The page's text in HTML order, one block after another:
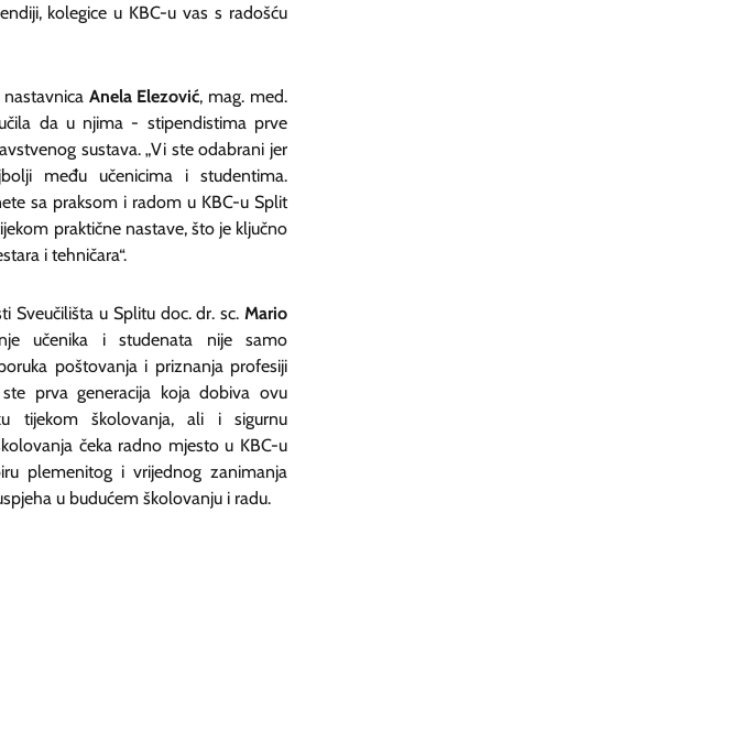
kolegice u KBC-u vas s radošću
Anela Elezović, mag. med.
da u njima - stipendistima prve
sustava. „Vi ste odabrani jer
među učenicima i studentima.
sa praksom i radom u KBC-u Split
praktične nastave, što je ključno
i tehničara“.
Sveučilišta u Splitu doc. dr. sc. Mario
učenika i studenata nije samo
poštovanja i priznanja profesiji
prva generacija koja dobiva ovu
tijekom školovanja, ali i sigurnu
čeka radno mjesto u KBC-u
plemenitog i vrijednog zanimanja
u budućem školovanju i radu.